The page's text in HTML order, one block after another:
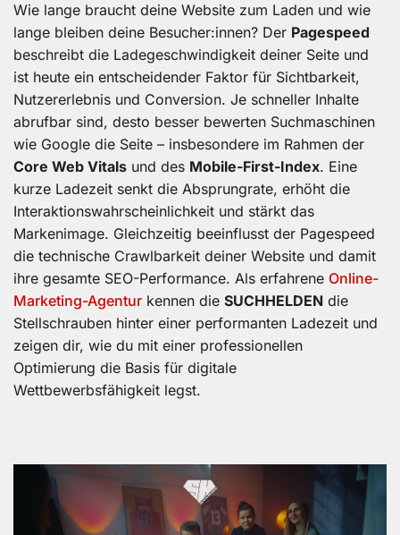
Wie lange braucht deine Website zum Laden und wie
lange bleiben deine Besucher:innen? Der Pagespeed
beschreibt die Ladegeschwindigkeit deiner Seite und
ist heute ein entscheidender Faktor für Sichtbarkeit,
Nutzererlebnis und Conversion. Je schneller Inhalte
abrufbar sind, desto besser bewerten Suchmaschinen
wie Google die Seite – insbesondere im Rahmen der
Core Web Vitals und des Mobile-First-Index. Eine
kurze Ladezeit senkt die Absprungrate, erhöht die
Interaktionswahrscheinlichkeit und stärkt das
Markenimage. Gleichzeitig beeinflusst der Pagespeed
die technische Crawlbarkeit deiner Website und damit
ihre gesamte SEO-Performance. Als erfahrene Online-
Marketing-Agentur kennen die SUCHHELDEN die
Stellschrauben hinter einer performanten Ladezeit und
zeigen dir, wie du mit einer professionellen
Optimierung die Basis für digitale
Wettbewerbsfähigkeit legst.